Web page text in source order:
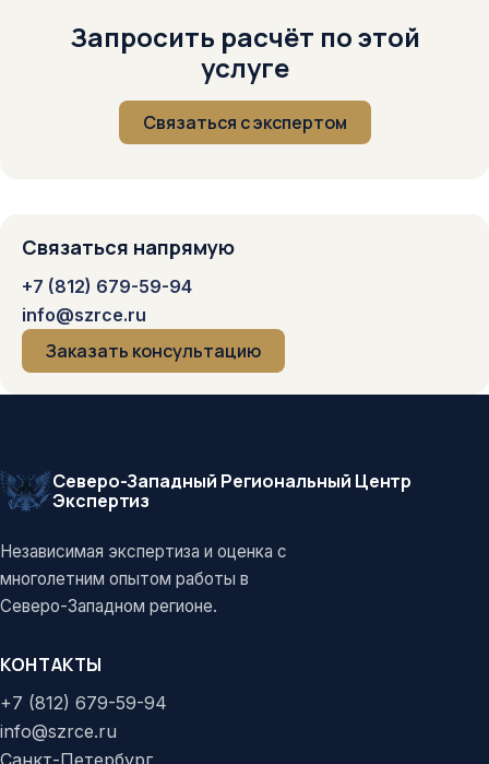
Запросить расчёт по этой
услуге
Связаться с экспертом
Связаться напрямую
+7 (812) 679-59-94
info@szrce.ru
Заказать консультацию
Северо-Западный Региональный Центр
Экспертиз
Независимая экспертиза и оценка с
многолетним опытом работы в
Северо-Западном регионе.
КОНТАКТЫ
+7 (812) 679-59-94
info@szrce.ru
Санкт-Петербург